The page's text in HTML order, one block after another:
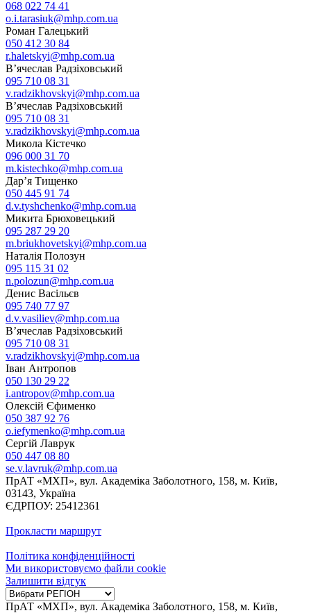
068 022 74 41
o.i.tarasiuk@mhp.com.ua
Роман Галецький
050 412 30 84
r.haletskyi@mhp.com.ua
В’ячеслав Радзіховський
095 710 08 31
v.radzikhovskyi@mhp.com.ua
В’ячеслав Радзіховський
095 710 08 31
v.radzikhovskyi@mhp.com.ua
Микола Кістечко
096 000 31 70
m.kistechko@mhp.com.ua
Дар’я Тищенко
050 445 91 74
d.v.tyshchenko@mhp.com.ua
Микита Брюховецький
095 287 29 20
m.briukhovetskyi@mhp.com.ua
Наталія Полозун
095 115 31 02
n.polozun@mhp.com.ua
Денис Васільєв
095 740 77 97
d.v.vasiliev@mhp.com.ua
В’ячеслав Радзіховський
095 710 08 31
v.radzikhovskyi@mhp.com.ua
Іван Антропов
050 130 29 22
i.antropov@mhp.com.ua
Олексій Єфименко
050 387 92 76
o.iefymenko@mhp.com.ua
Сергій Лаврук
050 447 08 80
se.v.lavruk@mhp.com.ua
ПрАТ «МХП», вул. Академіка Заболотного, 158, м. Київ,
03143, Україна
ЄДРПОУ: 25412361
Прокласти маршрут
Політика конфіденційності
Ми використовуємо файли cookie
Залишити відгук
ПрАТ «МХП», вул. Академіка Заболотного, 158, м. Київ,